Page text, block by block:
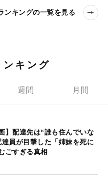
ンキングの一覧を見る
ンキング
週間 月間
】配達先は“誰も住んでいな
員が目撃した「姉妹を死に
ごすぎる真相